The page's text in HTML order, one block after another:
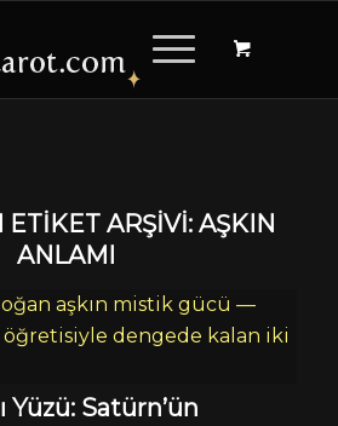
ETIKET ARŞIVI:AŞKIN
ANLAMI
Yüzü: Satürn’ün